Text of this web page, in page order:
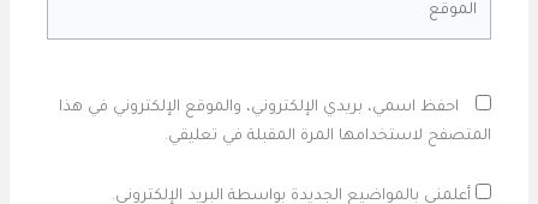
احفظ اسمي، بريدي الإلكتروني، والموقع الإلكتروني في هذا
المتصفح لاستخدامها المرة المقبلة في تعليقي.
أعلمني بالمواضيع الجديدة بواسطة البريد الإلكتروني.